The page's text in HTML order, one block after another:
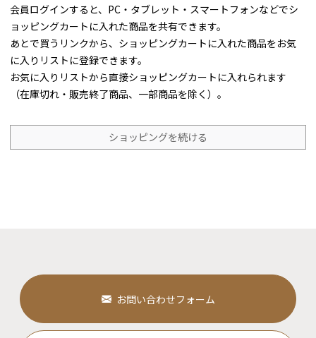
会員ログインすると、PC・タブレット・スマートフォンなどでシ
ョッピングカートに入れた商品を共有できます。
あとで買うリンクから、ショッピングカートに入れた商品をお気
に入りリストに登録できます。
お気に入りリストから直接ショッピングカートに入れられます
（在庫切れ・販売終了商品、一部商品を除く）。
ショッピングを続ける
お問い合わせフォーム